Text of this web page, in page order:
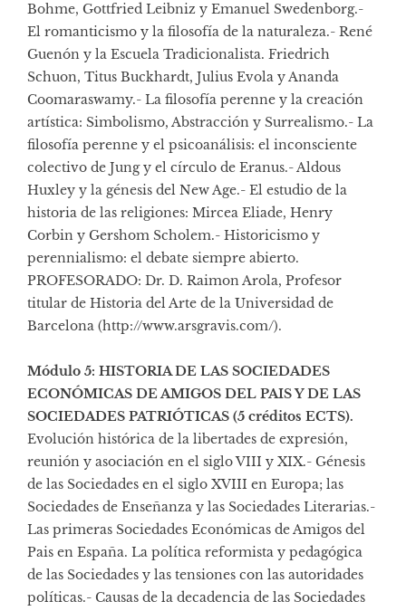
Bohme, Gottfried Leibniz y Emanuel Swedenborg.-
El romanticismo y la filosofía de la naturaleza.- René
Guenón y la Escuela Tradicionalista. Friedrich
Schuon, Titus Buckhardt, Julius Evola y Ananda
Coomaraswamy.- La filosofía perenne y la creación
artística: Simbolismo, Abstracción y Surrealismo.- La
filosofía perenne y el psicoanálisis: el inconsciente
colectivo de Jung y el círculo de Eranus.- Aldous
Huxley y la génesis del New Age.- El estudio de la
historia de las religiones: Mircea Eliade, Henry
Corbin y Gershom Scholem.- Historicismo y
perennialismo: el debate siempre abierto.
PROFESORADO: Dr. D. Raimon Arola, Profesor
titular de Historia del Arte de la Universidad de
Barcelona (http://www.arsgravis.com/).
Módulo 5: HISTORIA DE LAS SOCIEDADES
ECONÓMICAS DE AMIGOS DEL PAIS Y DE LAS
SOCIEDADES PATRIÓTICAS (5 créditos ECTS).
Evolución histórica de la libertades de expresión,
reunión y asociación en el siglo VIII y XIX.- Génesis
de las Sociedades en el siglo XVIII en Europa; las
Sociedades de Enseñanza y las Sociedades Literarias.-
Las primeras Sociedades Económicas de Amigos del
Pais en España. La política reformista y pedagógica
de las Sociedades y las tensiones con las autoridades
políticas.- Causas de la decadencia de las Sociedades